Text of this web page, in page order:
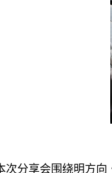
次分享会围绕明方